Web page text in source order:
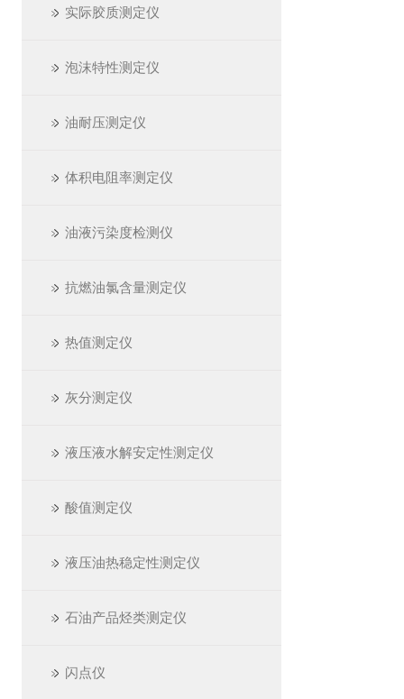
实际胶质测定仪
泡沫特性测定仪
油耐压测定仪
体积电阻率测定仪
油液污染度检测仪
抗燃油氯含量测定仪
热值测定仪
灰分测定仪
液压液水解安定性测定仪
酸值测定仪
液压油热稳定性测定仪
石油产品烃类测定仪
闪点仪